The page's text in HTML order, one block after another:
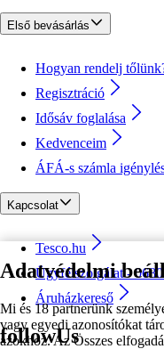
Adatvédelmi
Mi és 18 partnerünk
vagy egyedi azonosítókat
azokhoz. Az Összes
Első bevásárlás
Hogyan rendelj
Regisztráció
Idősáv foglalása
Kedvenceim
ÁFÁ-s számla
Kapcsolat
Tesco.hu
Ügyfélszolgálat -
Áruházkereső
followUs